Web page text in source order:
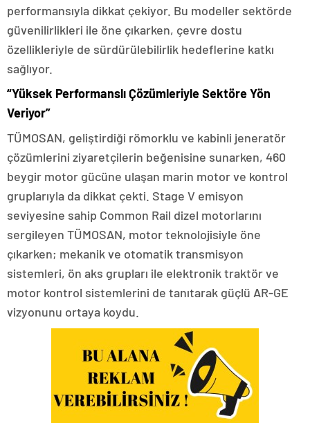
performansıyla dikkat çekiyor. Bu modeller sektörde
güvenilirlikleri ile öne çıkarken, çevre dostu
özellikleriyle de sürdürülebilirlik hedeflerine katkı
sağlıyor.
“Yüksek Performanslı Çözümleriyle Sektöre Yön
Veriyor”
TÜMOSAN, geliştirdiği römorklu ve kabinli jeneratör
çözümlerini ziyaretçilerin beğenisine sunarken, 460
beygir motor gücüne ulaşan marin motor ve kontrol
gruplarıyla da dikkat çekti. Stage V emisyon
seviyesine sahip Common Rail dizel motorlarını
sergileyen TÜMOSAN, motor teknolojisiyle öne
çıkarken; mekanik ve otomatik transmisyon
sistemleri, ön aks grupları ile elektronik traktör ve
motor kontrol sistemlerini de tanıtarak güçlü AR-GE
vizyonunu ortaya koydu.